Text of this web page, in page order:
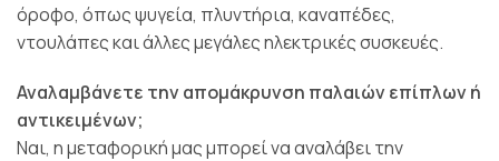
όροφο, όπως ψυγεία, πλυντήρια, καναπέδες,
ντουλάπες και άλλες μεγάλες ηλεκτρικές συσκευές.
Αναλαμβάνετε την απομάκρυνση παλαιών επίπλων ή
αντικειμένων;
Ναι, η μεταφορική μας μπορεί να αναλάβει την